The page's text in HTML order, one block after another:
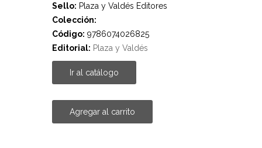
Sello: Plaza y Valdés Editores
Colección:
Código: 9786074026825
Editorial: Plaza y Valdés
Ir al catálogo
Agregar al carrito